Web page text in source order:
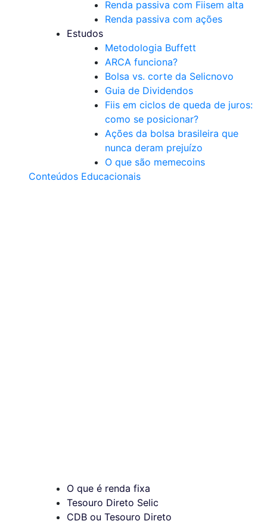
Renda passiva com Fiisem alta
Renda passiva com ações
Estudos
Metodologia Buffett
ARCA funciona?
Bolsa vs. corte da Selicnovo
Guia de Dividendos
Fiis em ciclos de queda de juros:
como se posicionar?
Ações da bolsa brasileira que
nunca deram prejuízo
O que são memecoins
Conteúdos Educacionais
O que é renda fixa
Tesouro Direto Selic
CDB ou Tesouro Direto